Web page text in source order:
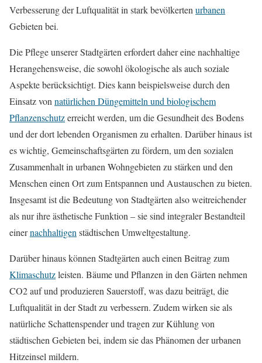
Verbesserung der Luftqualität in stark bevölkerten urbanen
Gebieten bei.
Die Pflege unserer Stadtgärten erfordert daher eine nachhaltige
Herangehensweise, die sowohl ökologische als auch soziale
Aspekte berücksichtigt. Dies kann beispielsweise durch den
Einsatz von natürlichen Düngemitteln und biologischem
Pflanzenschutzerreicht werden, um die Gesundheit des Bodens
und der dort lebenden Organismen zu erhalten. Darüber hinaus ist
es wichtig, Gemeinschaftsgärten zu fördern, um den sozialen
Zusammenhalt in urbanen Wohngebieten zu stärken und den
Menschen einen Ort zum Entspannen und Austauschen zu bieten.
Insgesamt ist die Bedeutung von Stadtgärten also weitreichender
als nur ihre ästhetische Funktion – sie sind integraler Bestandteil
einernachhaltigen städtischen Umweltgestaltung.
Darüber hinaus können Stadtgärten auch einen Beitrag zum
Klimaschutzleisten. Bäume und Pflanzen in den Gärten nehmen
CO2 auf und produzieren Sauerstoff, was dazu beiträgt, die
Luftqualität in der Stadt zu verbessern. Zudem wirken sie als
natürliche Schattenspender und tragen zur Kühlung von
städtischen Gebieten bei, indem sie das Phänomen der urbanen
Hitzeinsel mildern.